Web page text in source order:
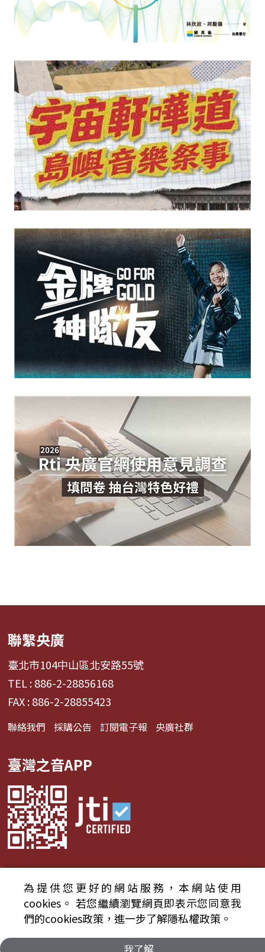
聯繫央廣
臺北市104中山區北安路55號
TEL : 886-2-28856168
FAX : 886-2-28855423
聯絡我們 採購公告 訂閱電子報 央廣社群
臺灣之音APP
© 2024財團法人中央廣播電臺 版權所有
資通安全政策聲明
服務條款 隱私權條款
為提供您更好的網站服務，本網站使用
cookies。 若您繼續瀏覽網頁即表示您同意我
們的cookies政策，進一步了解隱私權政策。
我了解